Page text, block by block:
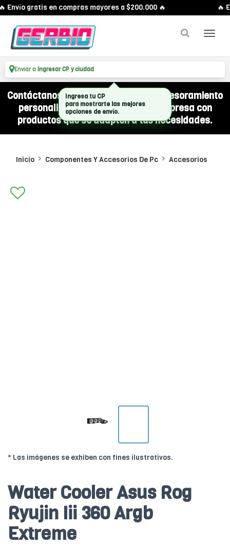
Envío gratis en compras mayores a $200.000 🔥 🔥
Enviar a Ingresar CP y ciudad
Contáctanos por WhatsApp y recibí asesoramiento
personalizado para equipar a tu empresa con
productos que se adapten a tus necesidades.
Inicio Componentes Y Accesorios De Pc Accesorios
* Las imágenes se exhiben con fines ilustrativos.
Water Cooler Asus Rog
Ryujin Iii 360 Argb
Extreme
Ingresa tu CP
para mostrarte las mejores
opciones de envío.